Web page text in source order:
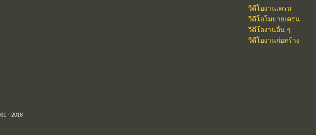
วีดีโองานเครน
วีดีโอโมบายเครน
วีดีโองานอื่น ๆ
วีดีโองานก่อสร้าง
- 2018